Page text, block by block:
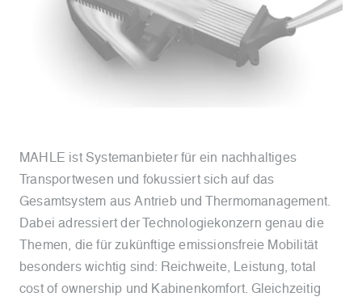
MAHLE ist Systemanbieter für ein nachhaltiges
Transportwesen und fokussiert sich auf das
Gesamtsystem aus Antrieb und Thermomanagement.
Dabei adressiert der Technologiekonzern genau die
Themen, die für zukünftige emissionsfreie Mobilität
besonders wichtig sind: Reichweite, Leistung, total
cost of ownership und Kabinenkomfort. Gleichzeitig